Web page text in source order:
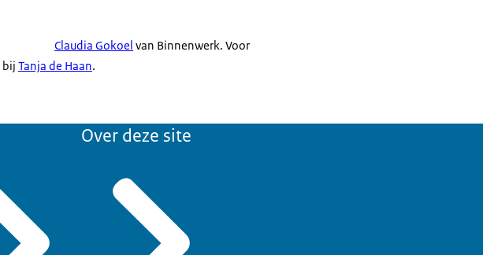
Claudia Gokoel van Binnenwerk. Voor
bij Tanja de Haan.
Over deze site